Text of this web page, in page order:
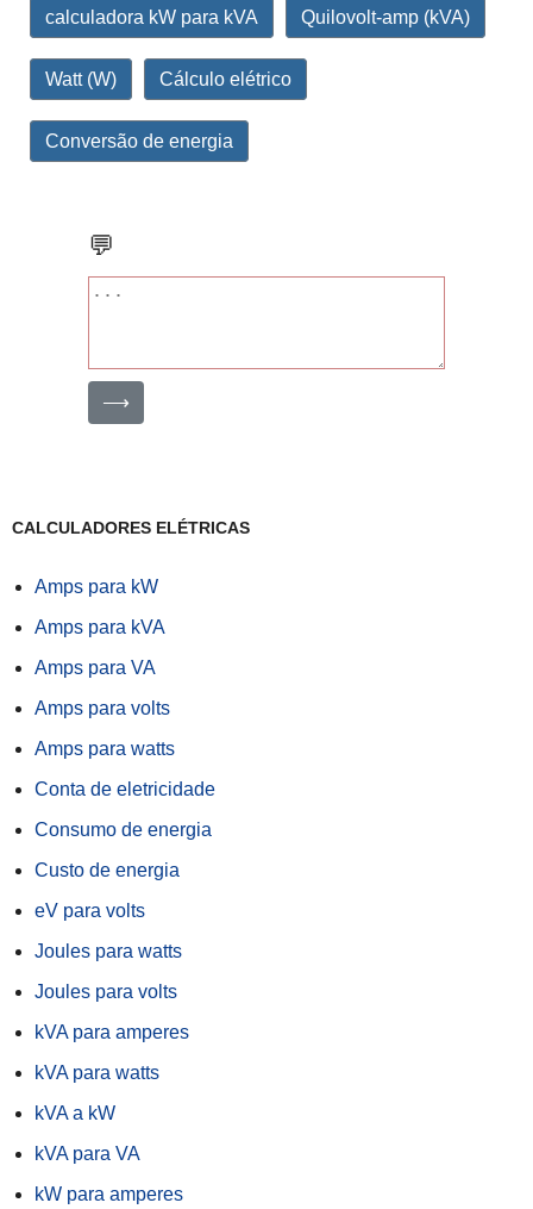
calculadora kW para kVA Quilovolt-amp (kVA)
Watt (W) Cálculo elétrico
Conversão de energia
💬
⟶
CALCULADORES ELÉTRICAS
Amps para kW
Amps para kVA
Amps para VA
Amps para volts
Amps para watts
Conta de eletricidade
Consumo de energia
Custo de energia
eV para volts
Joules para watts
Joules para volts
kVA para amperes
kVA para watts
kVA a kW
kVA para VA
kW para amperes